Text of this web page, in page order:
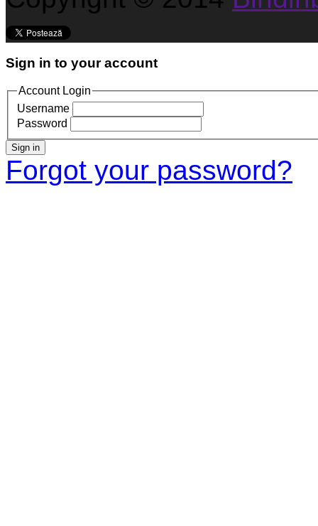
Sign in to your account
Account Login
Username
Password
Sign in
Forgot your password?